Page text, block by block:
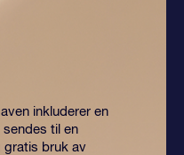
inkluderer en
til en
bruk av